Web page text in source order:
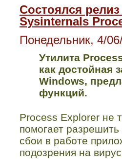
Состоялся
Sysinternals
Понедельник, 4/
Утилита
как достойная
Windows,
функций.
Process Explorer не
помогает
сбои в работе
подозрения на